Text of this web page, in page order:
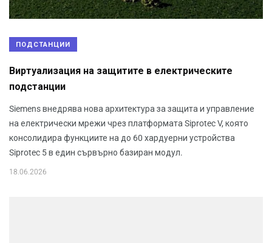
ПОДСТАНЦИИ
Виртуализация на защитите в електрическите
подстанции
Siemens внедрява нова архитектура за защита и управление
на електрически мрежи чрез платформата Siprotec V, която
консолидира функциите на до 60 хардуерни устройства
Siprotec 5 в един сървърно базиран модул.
18.06.2026